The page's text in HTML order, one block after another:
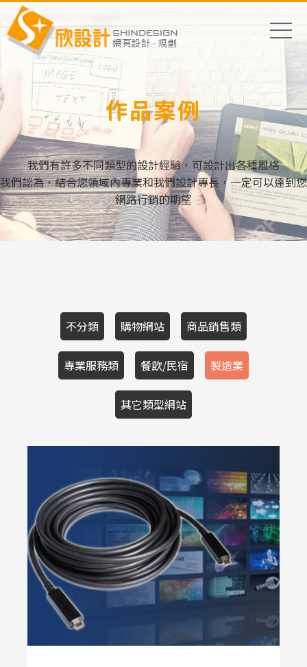
作品案例
我們有許多不同類型的設計經驗，可設計出各種風格
我們認為，結合您領域內專業和我們設計專長，一定可以達到您
網路行銷的期望
不分類 購物網站 商品銷售類
專業服務類 餐飲/民宿 製造業
其它類型網站